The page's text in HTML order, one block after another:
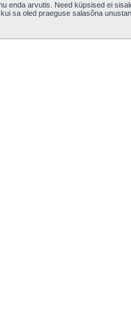
enda arvutis. Need küpsised ei
sa oled praeguse salasõna